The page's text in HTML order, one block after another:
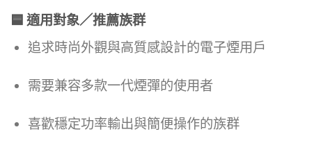
🟦 適用對象／推薦族群
追求時尚外觀與高質感設計的電子煙用戶
需要兼容多款一代煙彈的使用者
喜歡穩定功率輸出與簡便操作的族群